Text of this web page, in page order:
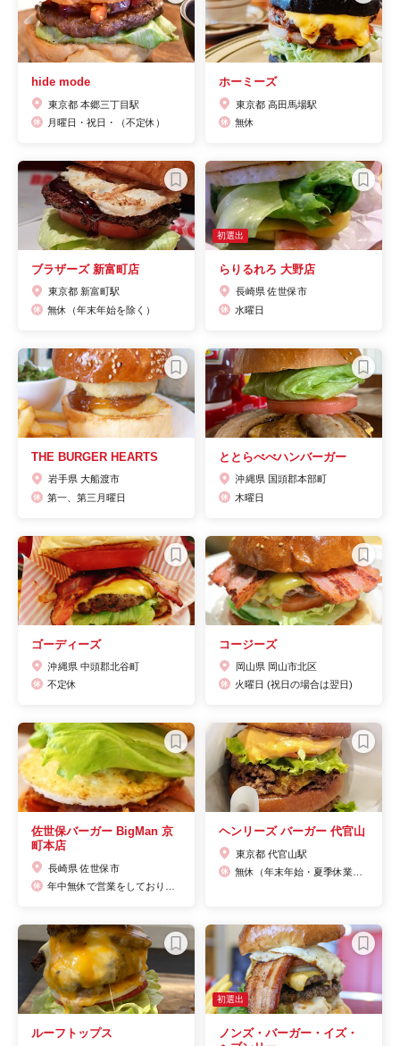
hide mode
東京都 本郷三丁目駅
月曜日・祝日・（不定休）
ホーミーズ
東京都 高田馬場駅
無休
ブラザーズ 新富町店
東京都 新富町駅
無休（年末年始を除く）
初選出
らりるれろ 大野店
長崎県 佐世保市
水曜日
THE BURGER HEARTS
岩手県 大船渡市
第一、第三月曜日
ととらべべハンバーガー
沖縄県 国頭郡本部町
木曜日
ゴーディーズ
沖縄県 中頭郡北谷町
不定休
コージーズ
岡山県 岡山市北区
火曜日 (祝日の場合は翌日)
佐世保バーガー BigMan 京
町本店
長崎県 佐世保市
ヘンリーズ バーガー 代官山
東京都 代官山駅
ルーフトップス
初選出
ノンズ・バーガー・イズ・